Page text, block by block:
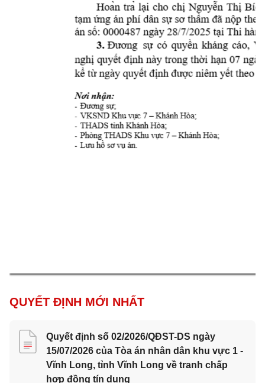
QUYẾT ĐỊNH MỚI NHẤT
Quyết định số 02/2026/QĐST-DS ngày
15/07/2026 của Tòa án nhân dân khu vực 1 -
Vĩnh Long, tỉnh Vĩnh Long về tranh chấp
hợp đồng tín dụng